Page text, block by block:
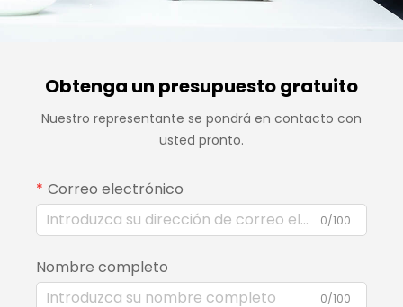
Obtenga un presupuesto gratuito
Nuestro representante se pondrá en contacto con
usted pronto.
Correo electrónico
0/100
Nombre completo
0/100